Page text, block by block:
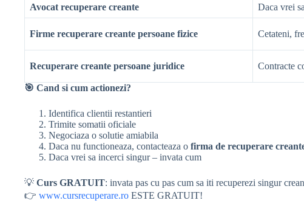
Avocat recuperare creante Daca vrei
Firme recuperare creante persoane fizice Cetateni,
Recuperare creante persoane juridice Contracte
🎯 Cand si cum actionezi?
Identifica clientii restantieri
Trimite somatii oficiale
Negociaza o solutie amiabila
Daca nu functioneaza, contacteaza o firma de recuperare
Daca vrei sa incerci singur – invata cum
💡 Curs GRATUIT: invata pas cu pas cum sa iti recuperezi singur
👉 www.cursrecuperare.ro ESTE GRATUIT!